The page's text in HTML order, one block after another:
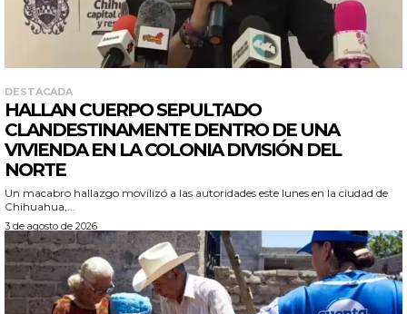
DESTACADA
HALLAN CUERPO SEPULTADO
CLANDESTINAMENTE DENTRO DE UNA
VIVIENDA EN LA COLONIA DIVISIÓN DEL
NORTE
Un macabro hallazgo movilizó a las autoridades este lunes en la ciudad de
Chihuahua,...
3 de agosto de 2026